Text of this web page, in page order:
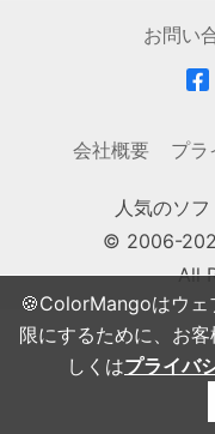
🍪ColorMangoはウェ
限にするために、お
しくはプライバ
お問い
会社概要 プラ
人気のソ
© 2006-
All